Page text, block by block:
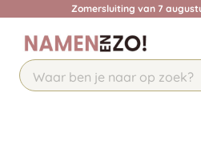
Zomersluiting van 7
Chat 24/7 met
hulp
Contact